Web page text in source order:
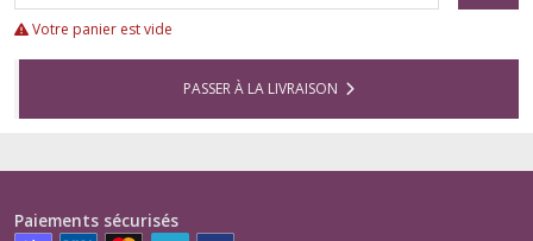
Votre panier est vide
PASSER À LA LIVRAISON
Paiements sécurisés